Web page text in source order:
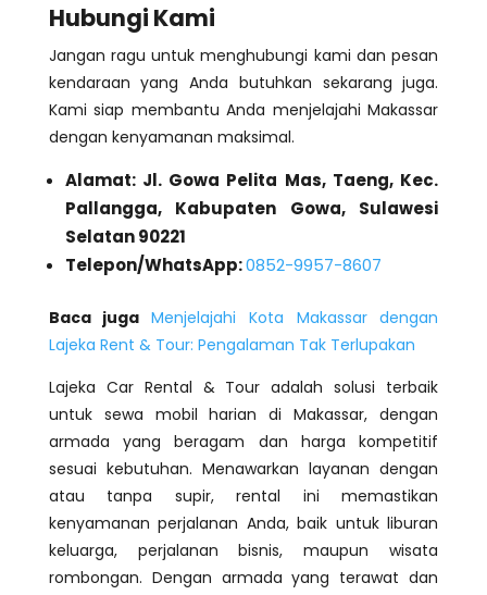
Hubungi Kami
Jangan ragu untuk menghubungi kami dan pesan
kendaraan yang Anda butuhkan sekarang juga.
Kami siap membantu Anda menjelajahi Makassar
dengan kenyamanan maksimal.
Alamat: Jl. Gowa Pelita Mas, Taeng, Kec.
Pallangga, Kabupaten Gowa, Sulawesi
Selatan 90221
Telepon/WhatsApp:0852-9957-8607
Baca jugaMenjelajahi Kota Makassar dengan
Lajeka Rent & Tour: Pengalaman Tak Terlupakan
Lajeka Car Rental & Tour adalah solusi terbaik
untuk sewa mobil harian di Makassar, dengan
armada yang beragam dan harga kompetitif
sesuai kebutuhan. Menawarkan layanan dengan
atau tanpa supir, rental ini memastikan
kenyamanan perjalanan Anda, baik untuk liburan
keluarga, perjalanan bisnis, maupun wisata
rombongan. Dengan armada yang terawat dan